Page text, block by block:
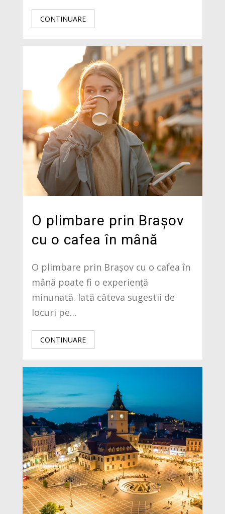
CONTINUARE
O plimbare prin Brașov
cu o cafea în mână
O plimbare prin Brașov cu o cafea în
mână poate fi o experiență
minunată. Iată câteva sugestii de
locuri pe…
CONTINUARE